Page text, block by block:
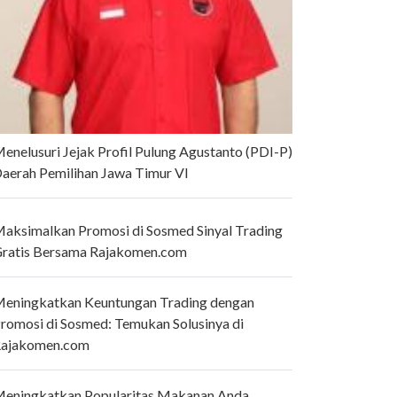
Jejak Profil Pulung Agustanto (PDI-P)
Pemilihan Jawa Timur VI
Promosi di Sosmed Sinyal Trading
Bersama Rajakomen.com
Keuntungan Trading dengan
di Sosmed: Temukan Solusinya di